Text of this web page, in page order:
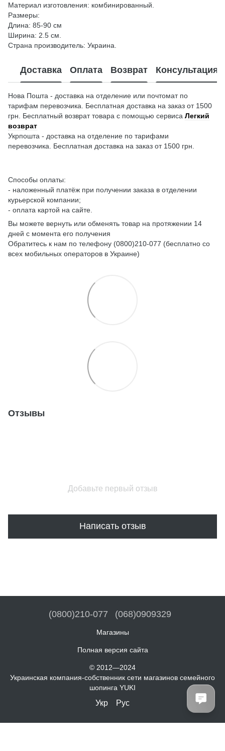
Материал изготовления: комбинированный.
Размеры:
Длина: 85-90 см
Ширина: 2.5 см.
Страна производитель: Украина.
Доставка Оплата Возврат Консультация
Нова Пошта - доставка на отделение или почтомат по
тарифам перевозчика. Бесплатная доставка на заказ от 1500
грн. Бесплатный возврат товара с помощью сервиса Легкий
возврат
Укрпошта - доставка на отделение по тарифами
перевозчика. Бесплатная доставка на заказ от 1500 грн.
Способы оплаты:
- наложенный платёж при получении заказа в отделении
курьерской компании;
- оплата картой на сайте.
Вы можете вернуть или обменять товар на протяжении 14
дней с момента его получения
Обратитесь к нам по телефону (0800)210-077 (бесплатно со
всех мобильных операторов в Украине)
Отзывы
Добавьте первый отзыв
Написать отзыв
(0800)210-077 (068)0909329
Магазины
Полная версия сайта
© 2012—2024
Украинская компания-собственник сети магазинов семейного
шопинга YUKI
Укр Рус